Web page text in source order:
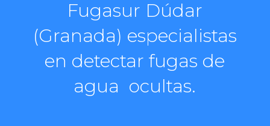
Fugasur Dúdar
(Granada) especialistas
en detectar fugas de
agua ocultas.